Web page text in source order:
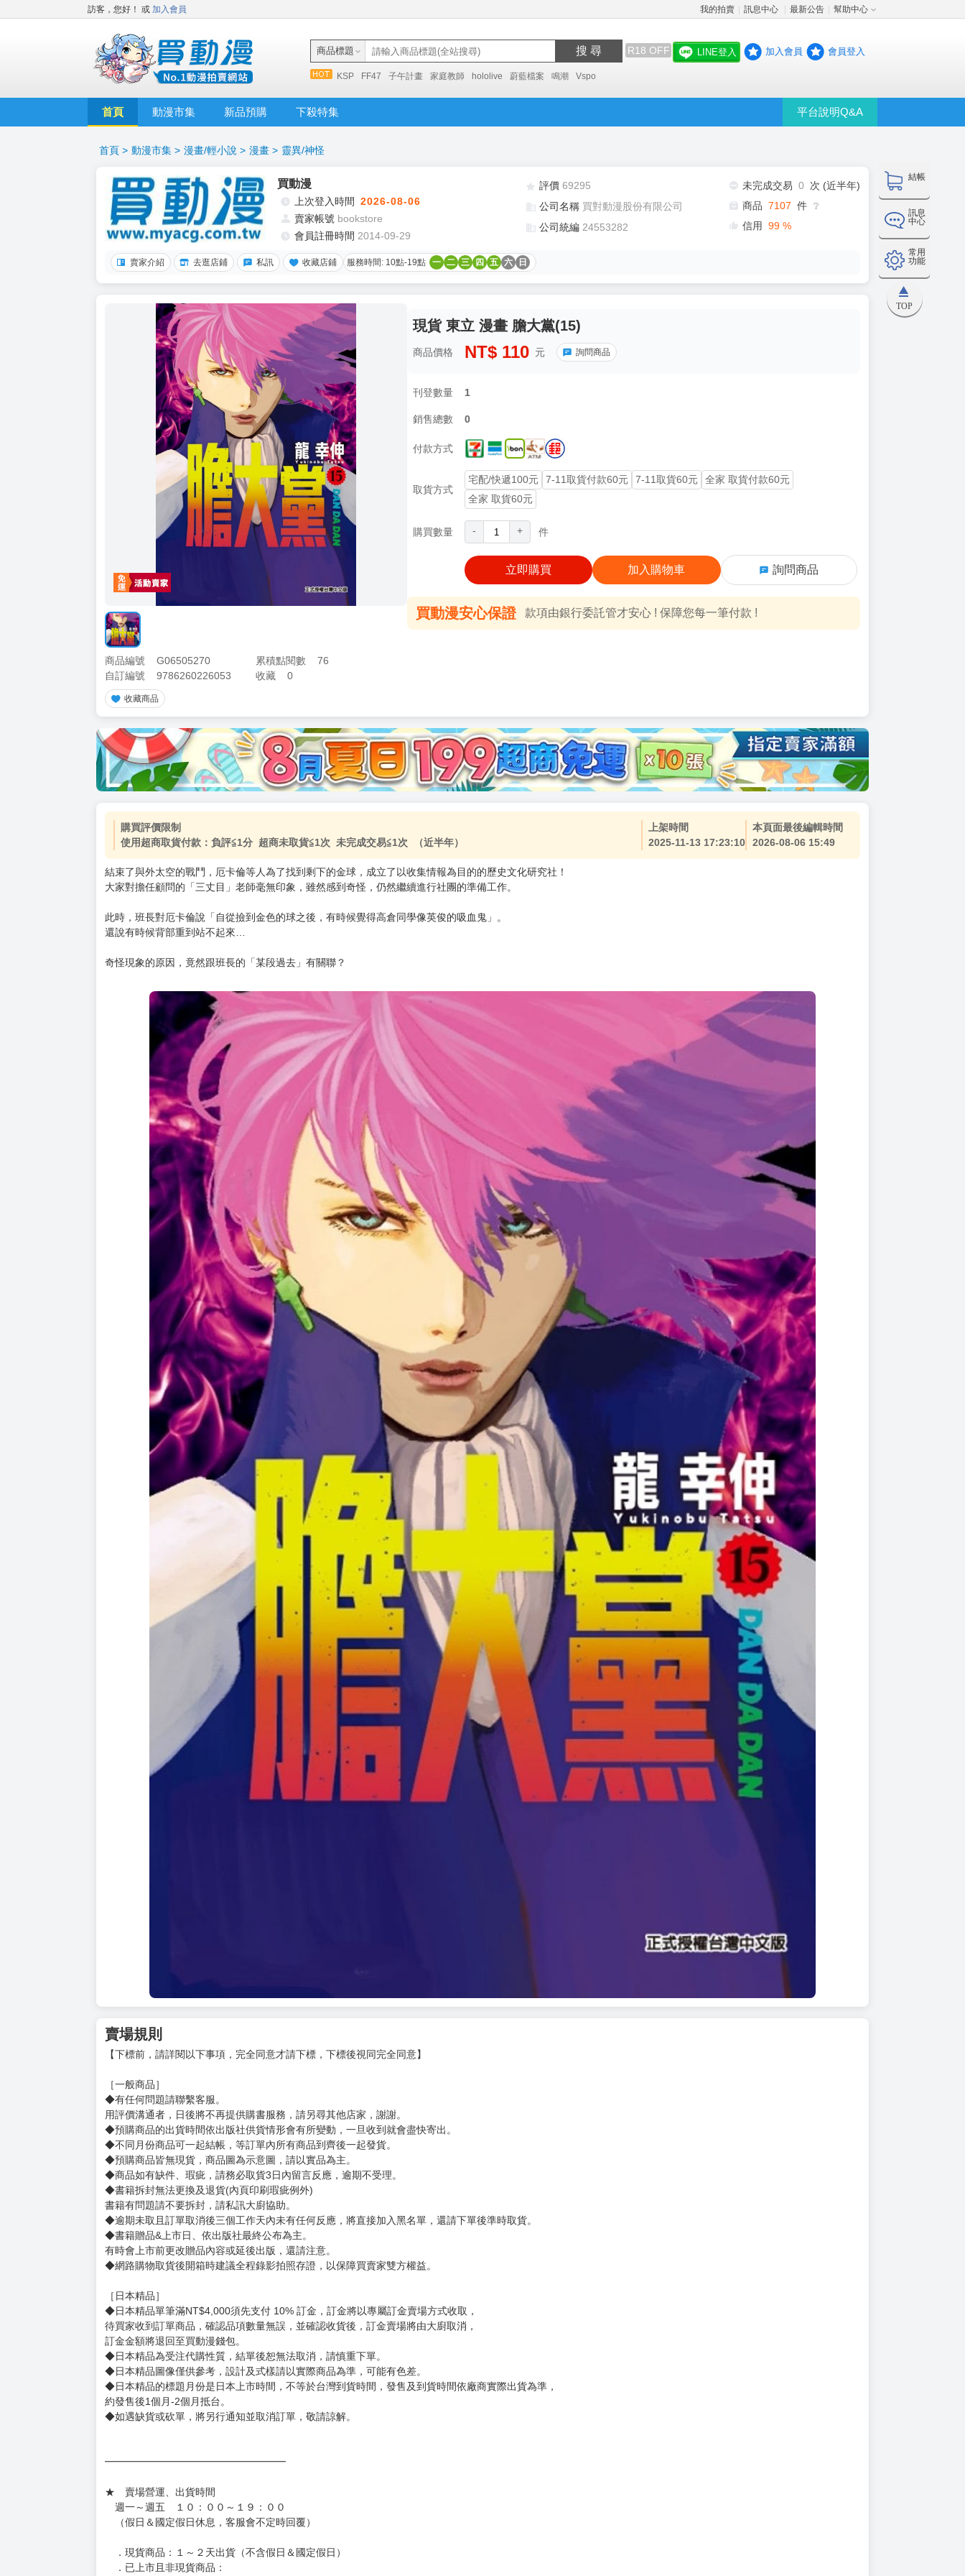
訪客，您好！ 或 加入會員 我的拍賣 訊息中心 最新公告 幫助中心
商品標題 搜 尋 R18 OFF
KSP FF47 子午計畫 家庭教師 hololive 蔚藍檔案 鳴潮 Vspo
LINE登入 加入會員 會員登入
首頁 動漫市集 新品預購 下殺特集 平台說明Q&A
結帳
訊息
中心
常用
功能
TOP
首頁 > 動漫市集 > 漫畫/輕小說 > 漫畫 > 靈異/神怪
買動漫
上次登入時間 2026-08-06
賣家帳號 bookstore
會員註冊時間 2014-09-29
評價 69295
公司名稱 買對動漫股份有限公司
公司統編 24553282
未完成交易 0
次 (近半年)
商品 7107 件 ❔
信用 99 %
賣家介紹 去逛店鋪 私訊 收藏店鋪 服務時間: 10點-19點 一 二 三 四 五 六 日
商品編號 G06505270 累積點閱數
76
自訂編號
9786260226053 收藏 0
收藏商品
現貨 東立 漫畫 膽大黨(15)
商品價格 NT$ 110 元 詢問商品
刊登數量 1
銷售總數 0
付款方式
取貨方式
宅配/快遞100元 7-11取貨付款60元 7-11取貨60元
全家 取貨付款60元
全家 取貨60元
購買數量 - + 件
立即購買 加入購物車 詢問商品
買動漫安心保證 款項由銀行委託管才安心 ! 保障您每一筆付款 !
加價購 ( 共
(加購品) 買動漫★《$15元-加固紙箱包裝》
NT$15
使用超商取貨付款：負評≦1分 超商未取貨≦1次 未完成交易≦1次 （近半年）
2025-11-13 17:23:10
2026-08-06 15:49
結束了與外太空的戰鬥，厄卡倫等人為了找到剩下的金球，成立了以收集情報為目的的歷史文化研究社！
大家對擔任顧問的「三丈目」老師毫無印象，雖然感到奇怪，仍然繼續進行社團的準備工作。
此時，班長對厄卡倫說「自從撿到金色的球之後，有時候覺得高倉同學像英俊的吸血鬼」。
還說有時候背部重到站不起來…
奇怪現象的原因，竟然跟班長的「某段過去」有關聯？
賣場規則
【下標前，請詳閱以下事項，完全同意才請下標，下標後視同完全同意】
［一般商品］
◆有任何問題請聯繫客服。
用評價溝通者，日後將不再提供購書服務，請另尋其他店家，謝謝。
◆不同月份商品可一起結帳，等訂單內所有商品到齊後一起發貨。
◆預購商品皆無現貨，商品圖為示意圖，請以實品為主。
◆商品如有缺件、瑕疵，請務必取貨3日內留言反應，逾期不受理。
◆書籍拆封無法更換及退貨(內頁印刷瑕疵例外)
書籍有問題請不要拆封，請私訊大廚協助。
◆逾期未取且訂單取消後三個工作天內未有任何反應，將直接加入黑名單，還請下單後準時取貨。
◆書籍贈品&上市日、依出版社最終公布為主。
有時會上市前更改贈品內容或延後出版，還請注意。
◆網路購物取貨後開箱時建議全程錄影拍照存證，以保障買賣家雙方權益。
訂金金額將退回至買動漫錢包。
◆日本精品為受注代購性質，結單後恕無法取消，請慎重下單。
◆日本精品圖像僅供參考，設計及式樣請以實際商品為準，可能有色差。
約發售後1個月-2個月抵台。
◆如遇缺貨或砍單，將另行通知並取消訂單，敬請諒解。